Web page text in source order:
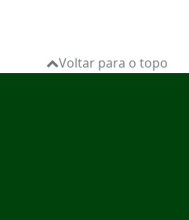
Voltar para o topo